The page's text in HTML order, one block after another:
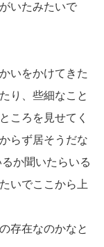
いたみたいで
いをかけてきた
り、些細なこと
ころを見せてく
らず居そうだな
か聞いたらいる
いでここから上
存在なのかなと